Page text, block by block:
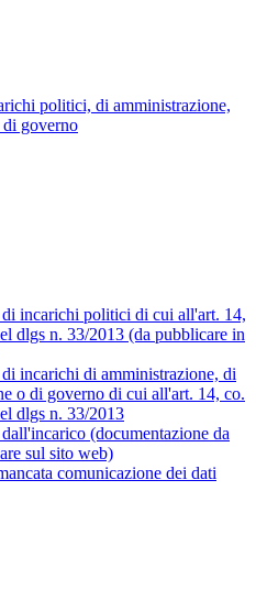
politici, di amministrazione,
governo
incarichi politici di cui all'art. 14,
dlgs n. 33/2013 (da pubblicare in
incarichi di amministrazione, di
o di governo di cui all'art. 14, co.
dlgs n. 33/2013
dall'incarico (documentazione da
sul sito web)
comunicazione dei dati